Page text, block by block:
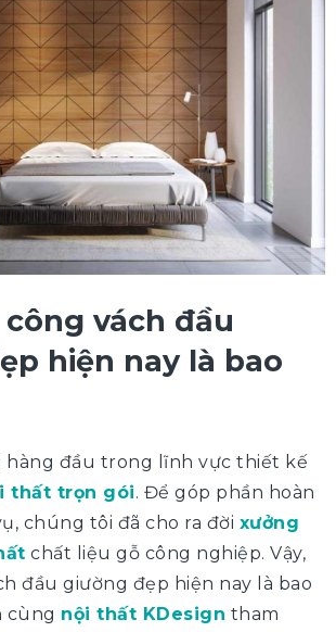
vách đầu
hiện nay là bao
hàng đầu trong lĩnh vực thiết kế
thất trọn gói. Để góp phần hoàn
chúng tôi đã cho ra đời xưởng
chất liệu gỗ công nghiệp. Vậy,
đầu giường đẹp hiện nay là bao
cùng nội thất KDesign tham